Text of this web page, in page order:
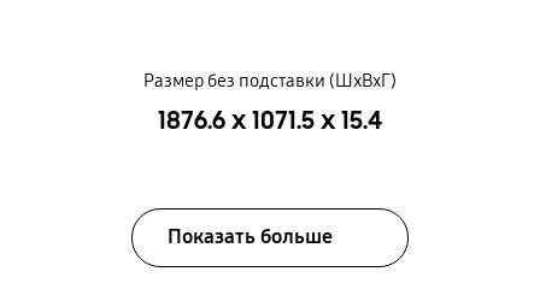
Размер без подставки (ШxВxГ)
1876.6 x 1071.5 x 15.4
Показать больше